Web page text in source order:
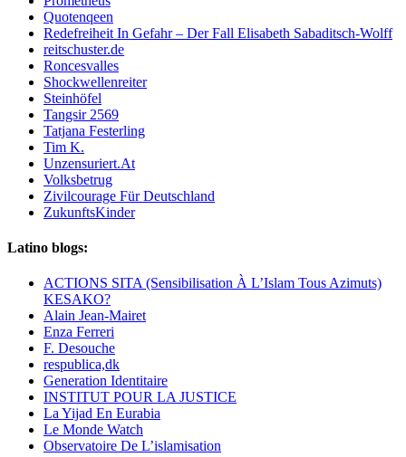
Quotenqeen
Redefreiheit In Gefahr – Der Fall Elisabeth Sabaditsch-Wolff
reitschuster.de
Roncesvalles
Shockwellenreiter
Steinhöfel
Tangsir 2569
Tatjana Festerling
Tim K.
Unzensuriert.At
Volksbetrug
Zivilcourage Für Deutschland
ZukunftsKinder
Latino blogs:
ACTIONS SITA (Sensibilisation À L’Islam Tous Azimuts)
KESAKO?
Alain Jean-Mairet
Enza Ferreri
F. Desouche
respublica,dk
Generation Identitaire
INSTITUT POUR LA JUSTICE
La Yijad En Eurabia
Le Monde Watch
Observatoire De L’islamisation